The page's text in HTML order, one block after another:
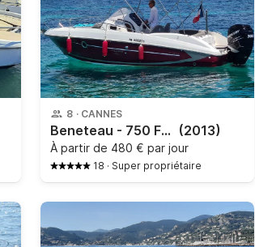
8 · CANNES
Beneteau - 750 Flyer Sundeck (2013)
À partir de 480 € par jour
18 · Super propriétaire